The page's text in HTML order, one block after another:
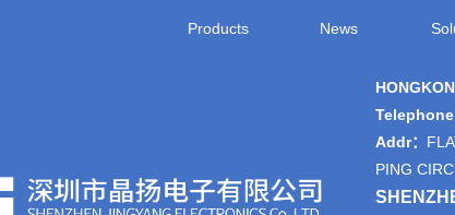
Products News
Telephone
Addr：
PING